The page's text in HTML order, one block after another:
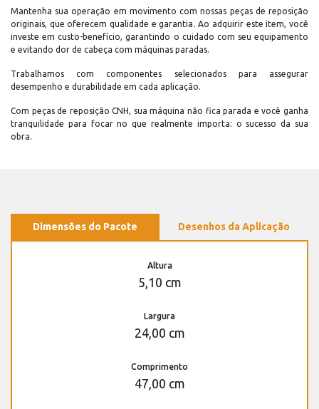
Mantenha sua operação em movimento com nossas peças de reposição
originais, que oferecem qualidade e garantia. Ao adquirir este item, você
investe em custo-benefício, garantindo o cuidado com seu equipamento
e evitando dor de cabeça com máquinas paradas.
Trabalhamos com componentes selecionados para assegurar
desempenho e durabilidade em cada aplicação.
Com peças de reposição CNH, sua máquina não fica parada e você ganha
tranquilidade para focar no que realmente importa: o sucesso da sua
obra.
Dimensões do Pacote Desenhos da Aplicação
Altura
5,10 cm
Largura
24,00 cm
Comprimento
47,00 cm